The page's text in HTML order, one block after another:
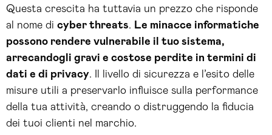
Questa crescita ha tuttavia un prezzo che risponde
al nome di cyber threats. Le minacce informatiche
possono rendere vulnerabile il tuo sistema,
arrecandogli gravi e costose perdite in termini di
dati e di privacy. Il livello di sicurezza e l’esito delle
misure utili a preservarlo influisce sulla performance
della tua attività, creando o distruggendo la fiducia
dei tuoi clienti nel marchio.